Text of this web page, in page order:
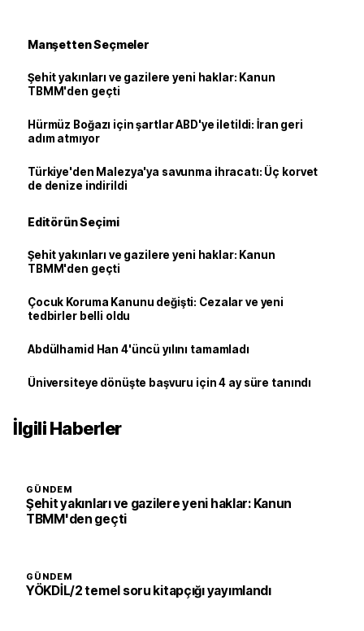
Manşetten Seçmeler
Şehit yakınları ve gazilere yeni haklar: Kanun
TBMM'den geçti
Hürmüz Boğazı için şartlar ABD'ye iletildi: İran geri
adım atmıyor
Türkiye'den Malezya'ya savunma ihracatı: Üç korvet
de denize indirildi
Editörün Seçimi
Şehit yakınları ve gazilere yeni haklar: Kanun
TBMM'den geçti
Çocuk Koruma Kanunu değişti: Cezalar ve yeni
tedbirler belli oldu
Abdülhamid Han 4'üncü yılını tamamladı
Üniversiteye dönüşte başvuru için 4 ay süre tanındı
İlgili Haberler
GÜNDEM
Şehit yakınları ve gazilere yeni haklar: Kanun
TBMM'den geçti
GÜNDEM
YÖKDİL/2 temel soru kitapçığı yayımlandı